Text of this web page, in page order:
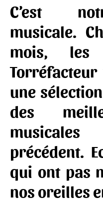
C’est
musicale.
mois, les
une
des
précédent.
qui ont pas
nos oreilles